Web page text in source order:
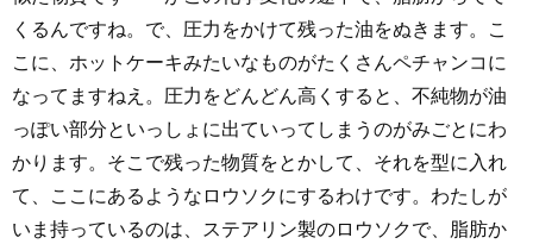
くるんですね。で、圧力をかけて残った油をぬきます。こ
こに、ホットケーキみたいなものがたくさんペチャンコに
なってますねえ。圧力をどんどん高くすると、不純物が油
っぽい部分といっしょに出ていってしまうのがみごとにわ
かります。そこで残った物質をとかして、それを型に入れ
て、ここにあるようなロウソクにするわけです。わたしが
いま持っているのは、ステアリン製のロウソクで、脂肪か